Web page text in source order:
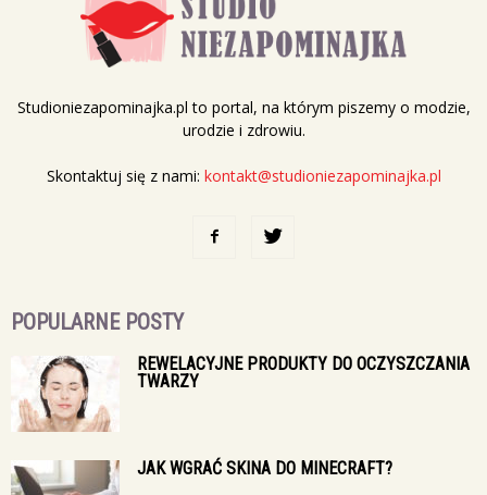
Studioniezapominajka.pl to portal, na którym piszemy o modzie,
urodzie i zdrowiu.
Skontaktuj się z nami: kontakt@studioniezapominajka.pl
POPULARNE POSTY
REWELACYJNE PRODUKTY DO OCZYSZCZANIA
TWARZY
JAK WGRAĆ SKINA DO MINECRAFT?